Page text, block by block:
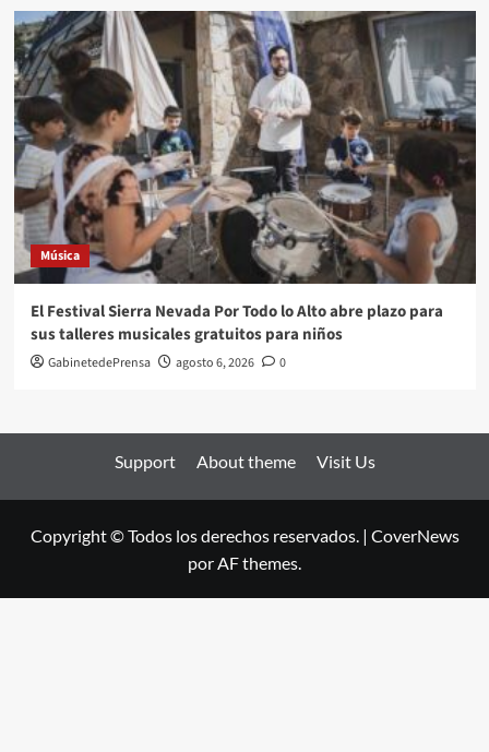
Música
El Festival Sierra Nevada Por Todo lo Alto abre plazo para
sus talleres musicales gratuitos para niños
GabinetedePrensa agosto 6, 2026 0
Support About theme Visit Us
Copyright © Todos los derechos reservados. | CoverNews
por AF themes.